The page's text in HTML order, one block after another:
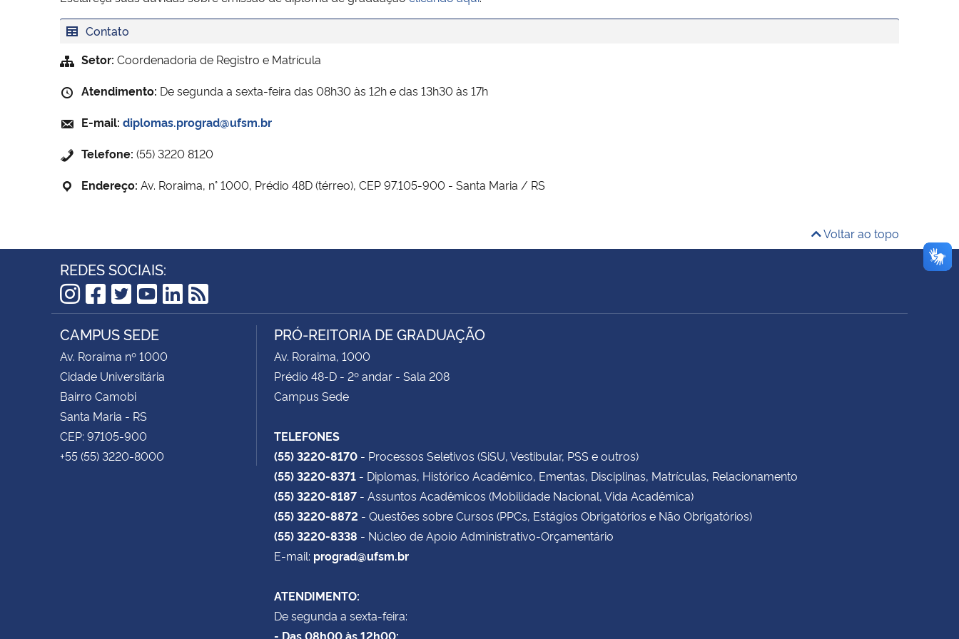
Contato
Setor: Coordenadoria de Registro e Matrícula
Atendimento: De segunda a sexta-feira das 08h30 às 12h e das 13h30 às 17h
E-mail: diplomas.prograd@ufsm.br
Telefone: (55) 3220 8120
Endereço: Av. Roraima, n° 1000, Prédio 48D (térreo), CEP 97.105-900 - Santa Maria / RS
Voltar ao topo
REDES SOCIAIS:
Instagram
Facebook
Twitter
YouTube
LinkedIn
RSS
CAMPUS SEDE
Av. Roraima nº 1000
Cidade Universitária
Bairro Camobi
Santa Maria - RS
CEP: 97105-900
+55 (55) 3220-8000
PRÓ-REITORIA DE GRADUAÇÃO
Av. Roraima, 1000
Prédio 48-D - 2º andar - Sala 208
Campus Sede
TELEFONES
(55) 3220-8170 - Processos Seletivos (SiSU, Vestibular, PSS e outros)
(55) 3220-8371 - Diplomas, Histórico Acadêmico, Ementas, Disciplinas, Matrículas, Relacionamento
(55) 3220-8187 - Assuntos Acadêmicos (Mobilidade Nacional, Vida Acadêmica)
(55) 3220-8872 - Questões sobre Cursos (PPCs, Estágios Obrigatórios e Não Obrigatórios)
(55) 3220-8338 - Núcleo de Apoio Administrativo-Orçamentário
E-mail: prograd@ufsm.br
ATENDIMENTO:
De segunda a sexta-feira:
- Das 08h00 às 12h00;